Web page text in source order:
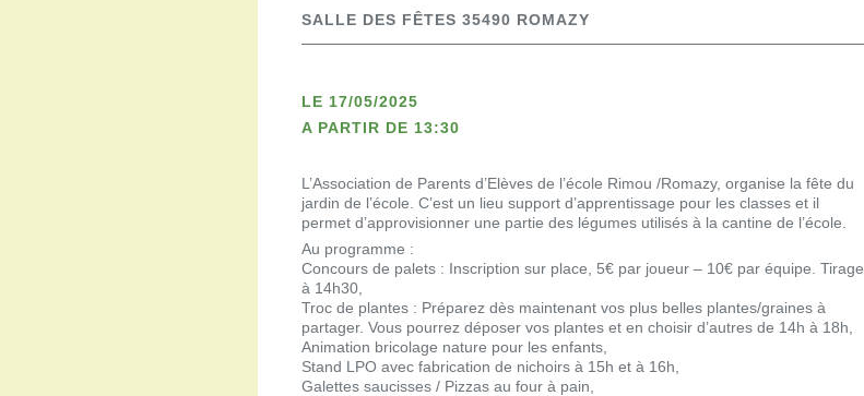
SALLE DES FÊTES 35490 ROMAZY
LE 17/05/2025
A PARTIR DE 13:30
L’Association de Parents d’Elèves de l’école Rimou /Romazy, organise la fête du
jardin de l’école. C’est un lieu support d’apprentissage pour les classes et il
permet d’approvisionner une partie des légumes utilisés à la cantine de l’école.
Au programme :
Concours de palets : Inscription sur place, 5€ par joueur – 10€ par équipe. Tirage
à 14h30,
Troc de plantes : Préparez dès maintenant vos plus belles plantes/graines à
partager. Vous pourrez déposer vos plantes et en choisir d’autres de 14h à 18h,
Animation bricolage nature pour les enfants,
Stand LPO avec fabrication de nichoirs à 15h et à 16h,
Galettes saucisses / Pizzas au four à pain,